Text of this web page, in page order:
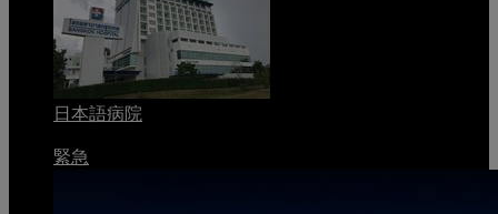
日本語病院
緊急